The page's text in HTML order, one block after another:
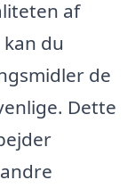
af
du
de
Dette